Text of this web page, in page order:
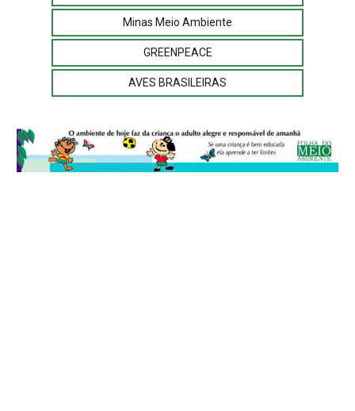
Minas Meio Ambiente
GREENPEACE
AVES BRASILEIRAS